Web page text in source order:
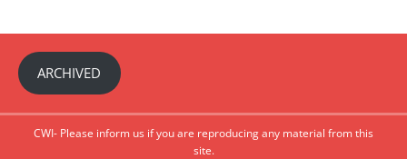
ARCHIVED
CWI- Please inform us if you are reproducing any material from this
site.